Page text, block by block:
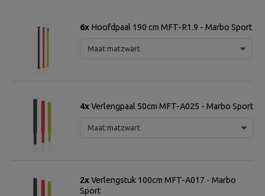
6x Hoofdpaal 190 cm MFT-R1.9 - Marbo Sport
Maat:matzwart
4xVerlengpaal 50cm MFT-A025 - Marbo Sport
Maat:matzwart
2xVerlengstuk 100cm MFT-A017 - Marbo
Sport